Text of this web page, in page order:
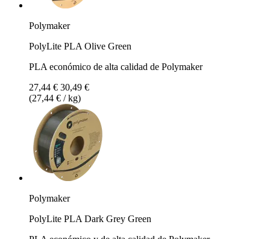
Polymaker
PolyLite PLA Olive Green
PLA económico de alta calidad de Polymaker
27,44 € 30,49 €
(27,44 € / kg)
Polymaker
PolyLite PLA Dark Grey Green